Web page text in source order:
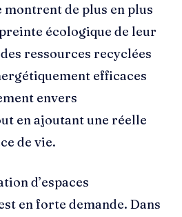
de plus en plus
écologique de leur
ressources recyclées
efficaces
envers
en ajoutant une réelle
de vie.
d’espaces
en forte demande. Dans